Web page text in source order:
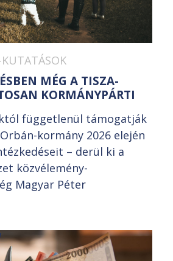
MÉG A TISZA-
KORMÁNYPÁRTI
függetlenül támogatják
kormány 2026 elején
– derül ki a
közvélemény-
Magyar Péter